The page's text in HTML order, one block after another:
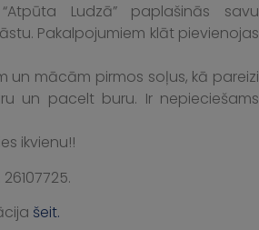
Ludzā” paplašinās savu
Pakalpojumiem klāt pievienojas
un mācām pirmos soļus, kā pareizi
un pacelt buru. Ir nepieciešams
ikvienu!!
šeit.